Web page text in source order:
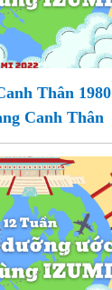
Thân
Canh Thân